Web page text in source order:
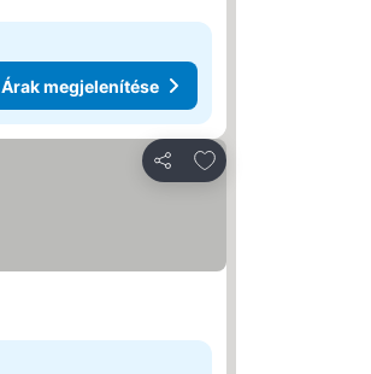
Árak megjelenítése
Megosztás
Hozzáadás a